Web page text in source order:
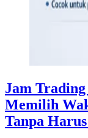
Jam
Memilih
Tanpa